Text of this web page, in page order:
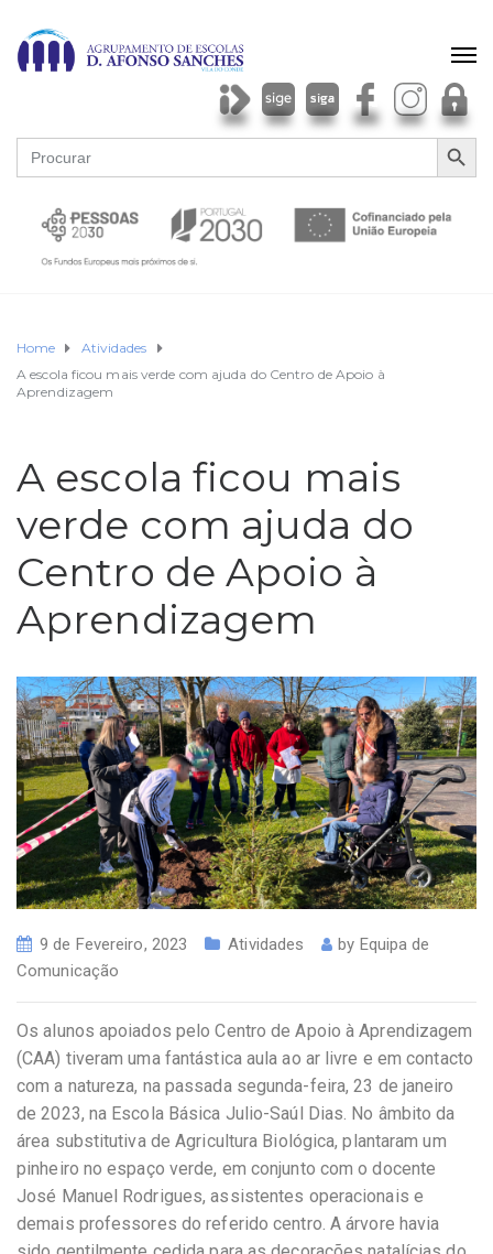
Search
for:
SEARCH
Home
Atividades
A escola ficou mais verde com ajuda do Centro de Apoio à
Aprendizagem
A escola ficou mais
verde com ajuda do
Centro de Apoio à
Aprendizagem
9 de Fevereiro, 2023 Atividades by Equipa de
Comunicação
Os alunos apoiados pelo Centro de Apoio à Aprendizagem
(CAA) tiveram uma fantástica aula ao ar livre e em contacto
com a natureza, na passada segunda-feira, 23 de janeiro
de 2023, na Escola Básica Julio-Saúl Dias. No âmbito da
área substitutiva de Agricultura Biológica, plantaram um
pinheiro no espaço verde, em conjunto com o docente
José Manuel Rodrigues, assistentes operacionais e
demais professores do referido centro. A árvore havia